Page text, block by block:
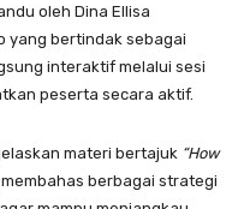
oleh Dina Ellisa
yang bertindak sebagai
interaktif melalui sesi
peserta secara aktif.
materi bertajuk “How
berbagai strategi